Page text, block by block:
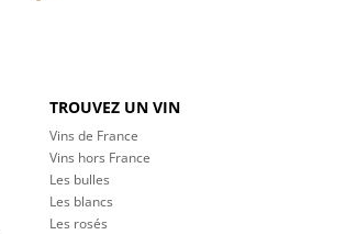
TROUVEZ UN VIN
Vins de France
Vins hors France
Les bulles
Les blancs
Les rosés